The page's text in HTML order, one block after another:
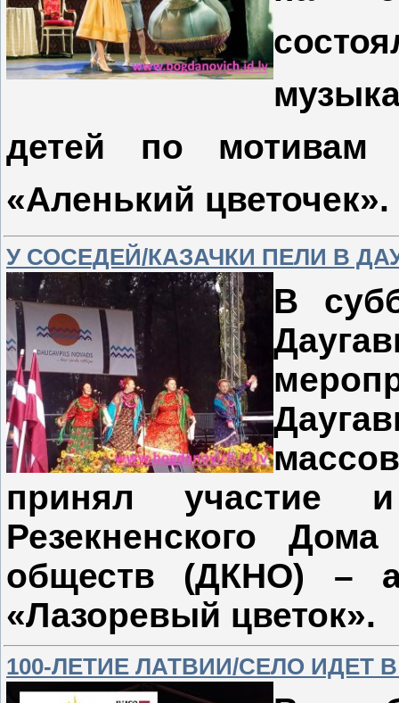
детей по мотивам
«Аленький цветочек».
У СОСЕДЕЙ/КАЗАЧКИ ПЕЛИ В
В
принял участие
Резекненского
обществ (ДКНО) –
«Лазоревый цветок».
100-ЛЕТИЕ ЛАТВИИ/СЕЛО ИДЕТ